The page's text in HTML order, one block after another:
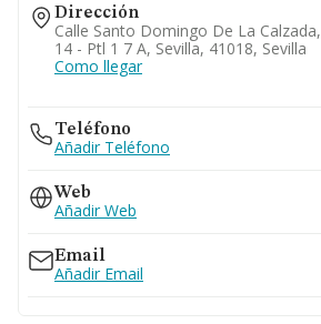
Dirección
Calle Santo Domingo De La Calzada,
14 - Ptl 1 7 A, Sevilla, 41018, Sevilla
Como llegar
Teléfono
Añadir Teléfono
Web
Añadir Web
Email
Añadir Email